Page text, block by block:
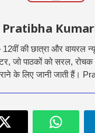
Pratibha
12वीं की छात्रा और वायरल
जो पाठकों को सरल,
के लिए जानी जाती हैं।